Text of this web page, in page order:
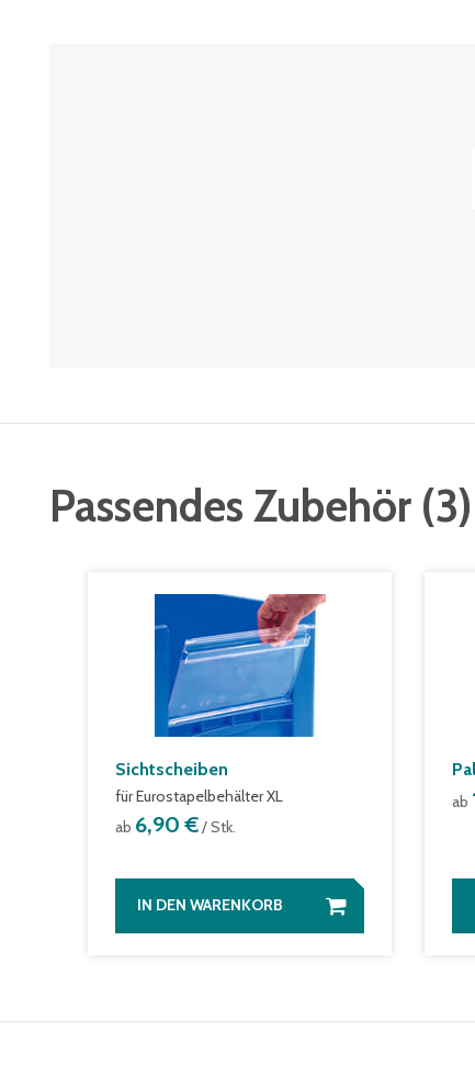
Passendes Zubehör (3)
Sichtscheiben
für Eurostapelbehälter XL
ab 6,90 €/ Stk.
IN DEN WARENKORB
ab